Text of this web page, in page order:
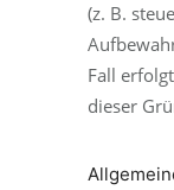
(z. B.
Fall
dieser